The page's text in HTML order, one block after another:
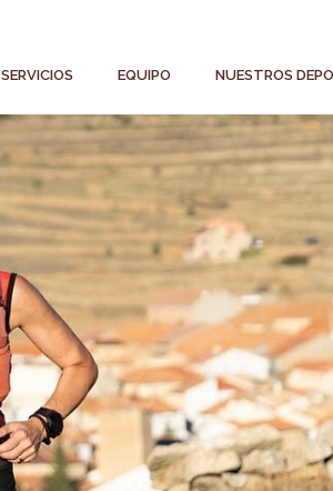
SERVICIOS EQUIPO NUESTROS